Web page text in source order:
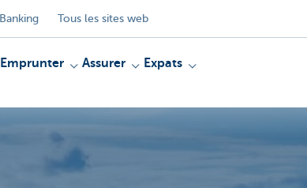
Tous les sites web
Emprunter Assurer
Expats